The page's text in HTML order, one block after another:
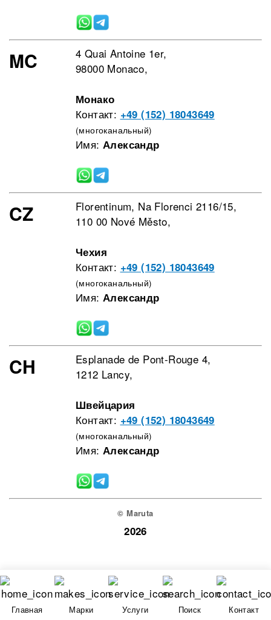
MC
4 Quai Antoine 1er,
98000 Monaco,
Монако
Контакт: +49 (152) 18043649
(многоканальный)
Имя: Александр
CZ
Florentinum, Na Florenci 2116/15,
110 00 Nové Město,
Чехия
Контакт: +49 (152) 18043649
(многоканальный)
Имя: Александр
CH
Esplanade de Pont-Rouge 4,
1212 Lancy,
Швейцария
Контакт: +49 (152) 18043649
(многоканальный)
Имя: Александр
© Maruta
2026
Главная Марки Услуги Поиск Контакт